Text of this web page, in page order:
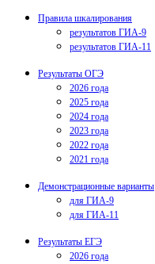
Правила шкалирования
результатов ГИА-9
результатов ГИА-11
Результаты ОГЭ
2026 года
2025 года
2024 года
2023 года
2022 года
2021 года
Демонстрационные варианты
для ГИА-9
для ГИА-11
Результаты ЕГЭ
2026 года